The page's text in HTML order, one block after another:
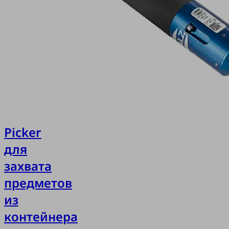
Picker
для
захвата
предметов
из
контейнера